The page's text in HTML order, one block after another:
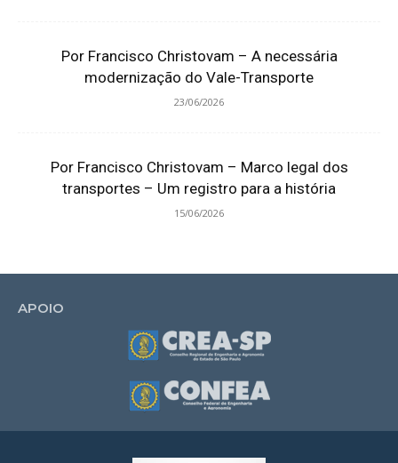
Por Francisco Christovam – A necessária
modernização do Vale-Transporte
23/06/2026
Por Francisco Christovam – Marco legal dos
transportes – Um registro para a história
15/06/2026
APOIO